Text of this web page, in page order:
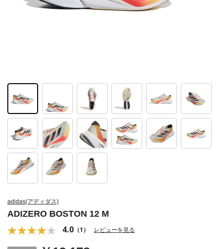
adidas(アディダス)
ADIZERO BOSTON 12 M
4.0 （1） レビューを見る